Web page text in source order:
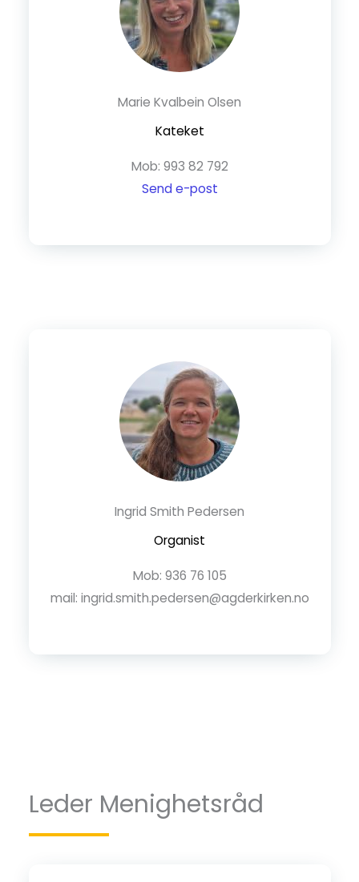
Marie Kvalbein Olsen
Kateket
Mob: 993 82 792
Send e-post
Ingrid Smith Pedersen
Organist
Mob: 936 76 105
mail: ingrid.smith.pedersen@agderkirken.no
Leder Menighetsråd